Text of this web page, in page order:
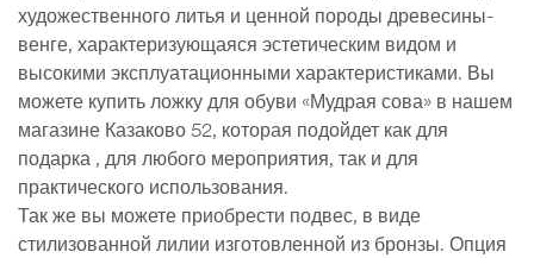
художественного литья и ценной породы древесины-
венге, характеризующаяся эстетическим видом и
высокими эксплуатационными характеристиками. Вы
можете купить ложку для обуви «Мудрая сова» в нашем
магазине Казаково 52, которая подойдет как для
подарка , для любого мероприятия, так и для
практического использования.
Так же вы можете приобрести подвес, в виде
стилизованной лилии изготовленной из бронзы. Опция